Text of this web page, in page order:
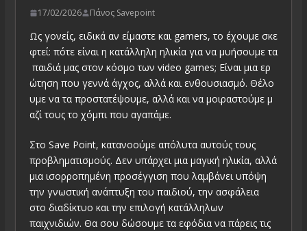
17/02/2026 Πάνος Savepoint
Ως γονείς, ειδικά αν είμαστε και gamers, το έχουμε σκε
φτεί: πότε είναι η κατάλληλη ηλικία για να μυήσουμε τα
παιδιά μας στον κόσμο των video games; Είναι μια ερ
ώτηση που γεννά άγχος, αλλά και ενθουσιασμό. Θέλο
υμε να τα προστατέψουμε, αλλά και να μοιραστούμε μ
αζί τους το χόμπι που αγαπάμε.
Στο Save Point, κατανοούμε απόλυτα αυτούς τους
προβληματισμούς. Δεν υπάρχει μια μαγική ηλικία, αλλά
μια ισορροπημένη προσέγγιση που λαμβάνει υπόψη
την γνωστική ανάπτυξη του παιδιού, την ασφάλεια
στο διαδίκτυο και την επιλογή κατάλληλων
παιχνιδιών. Θα σου δώσουμε τα εφόδια να πάρεις τις